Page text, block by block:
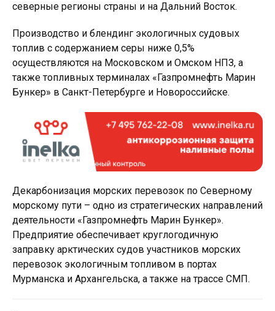
северные регионы страны и на Дальний Восток.
Производство и блендинг экологичных судовых
топлив с содержанием серы ниже 0,5%
осуществляются на Московском и Омском НПЗ, а
также топливных терминалах «Газпромнефть Марин
Бункер» в Санкт-Петербурге и Новороссийске.
Декарбонизация морских перевозок по Северному
морскому пути – одно из стратегических направлений
деятельности «Газпромнефть Марин Бункер».
Предприятие обеспечивает круглогодичную
заправку арктических судов участников морских
перевозок экологичным топливом в портах
Мурманска и Архангельска, а также на трассе СМП.